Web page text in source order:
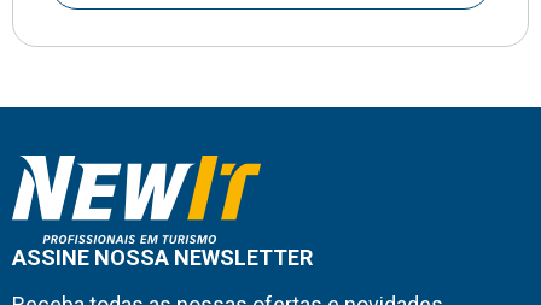
ASSINE NOSSA NEWSLETTER